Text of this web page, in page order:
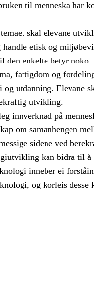
til menneska har
skal elevane
handle etisk og
den enkelte betyr
fattigdom og
utdanning. Elevane
utvikling.
innverknad på
om samanhengen
sidene ved
kan bidra til å
inneber ei
og korleis desse